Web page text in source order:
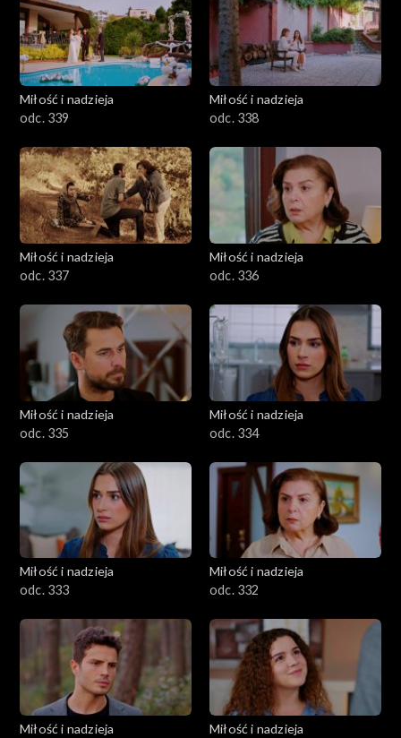
Miłość i nadzieja
odc. 339
Miłość i nadzieja
odc. 338
Miłość i nadzieja
odc. 337
Miłość i nadzieja
odc. 336
Miłość i nadzieja
odc. 335
Miłość i nadzieja
odc. 334
Miłość i nadzieja
odc. 333
Miłość i nadzieja
odc. 332
Miłość i nadzieja
Miłość i nadzieja